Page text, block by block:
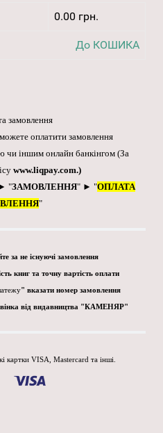
0.00 грн.
До КОШИКА
замовлення
оплатити замовлення
чи іншим онлайн банкінгом (За
www.liqpay.com.)
"ЗАМОВЛЕННЯ" ► "ОПЛАТА
"
за не існуючі замовлення
книг та точну вартість оплати
" вказати номер замовлення
від видавництва "КАМЕНЯР"
картки VISA, Mastercard та інші.